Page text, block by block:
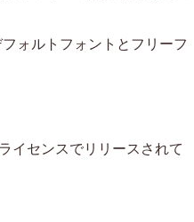
ォルトフォントとフリーフ
イセンスでリリースされて